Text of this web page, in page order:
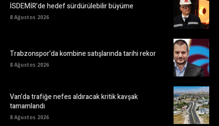
İSDEMİR’de hedef sürdürülebilir büyüme
8 Ağustos 2026
Trabzonspor’da kombine satışlarında tarihi rekor
8 Ağustos 2026
Van’da trafiğe nefes aldıracak kritik kavşak
tamamlandı
8 Ağustos 2026